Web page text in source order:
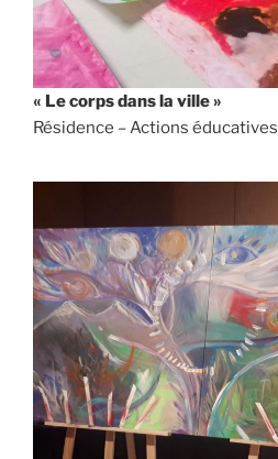
« Le corps dans la ville »
Résidence – Actions éducatives